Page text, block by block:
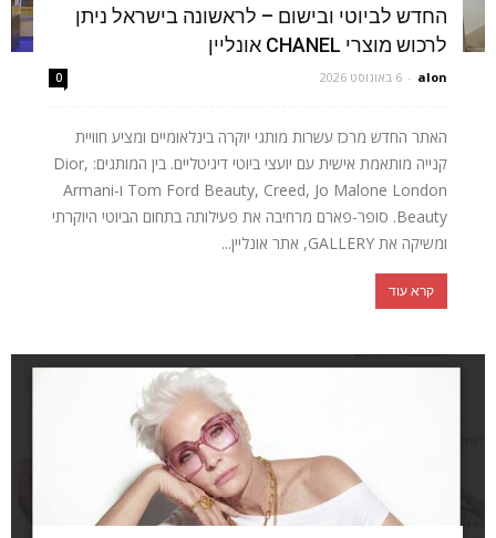
החדש לביוטי ובישום – לראשונה בישראל ניתן
לרכוש מוצרי CHANEL אונליין
alon
- 6 באוגוסט 2026 0
האתר החדש מרכז עשרות מותגי יוקרה בינלאומיים ומציע חוויית
קנייה מותאמת אישית עם יועצי ביוטי דיגיטליים. בין המותגים: Dior,
Tom Ford Beauty, Creed, Jo Malone London ו-Armani
Beauty. סופר-פארם מרחיבה את פעילותה בתחום הביוטי היוקרתי
ומשיקה את GALLERY, אתר אונליין...
קרא עוד